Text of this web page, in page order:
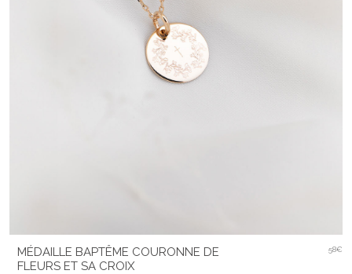
MÉDAILLE BAPTÊME COURONNE DE
FLEURS ET SA CROIX
58€